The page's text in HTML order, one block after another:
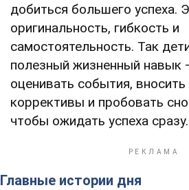
добиться большего успеха.
оригинальность, гибкость и
самостоятельность. Так
полезный жизненный навык
оценивать события,
коррективы и пробовать
чтобы ожидать успеха сразу.
Главные истории дня